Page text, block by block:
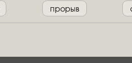
прорыв